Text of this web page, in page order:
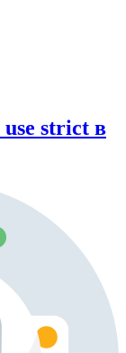
strict в